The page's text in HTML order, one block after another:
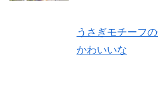
うさぎモチーフ
かわいいな